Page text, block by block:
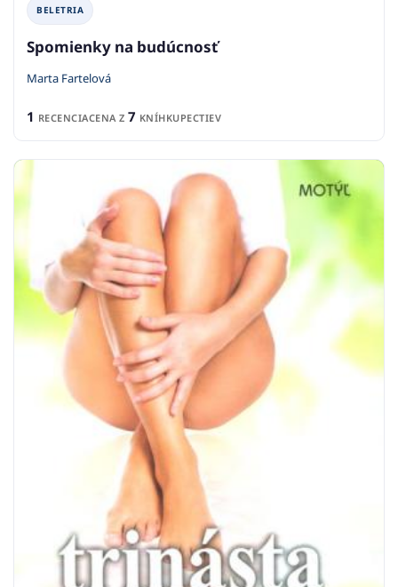
BELETRIA
Spomienky na budúcnosť
Marta Fartelová
1 RECENCIACENA Z 7 KNÍHKUPECTIEV